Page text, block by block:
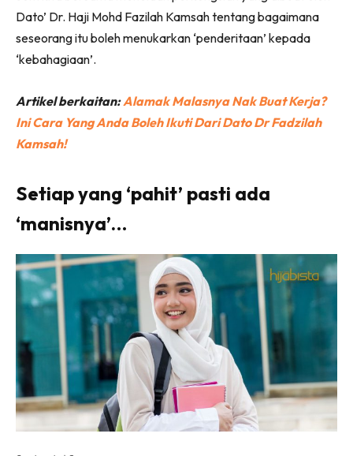
Dato’ Dr. Haji Mohd Fazilah Kamsah tentang bagaimana
seseorang itu boleh menukarkan ‘penderitaan’ kepada
‘kebahagiaan’.
Artikel berkaitan:Alamak Malasnya Nak Buat Kerja?
Ini Cara Yang Anda Boleh Ikuti Dari Dato Dr Fadzilah
Kamsah!
Setiap yang ‘pahit’ pasti ada
‘manisnya’…